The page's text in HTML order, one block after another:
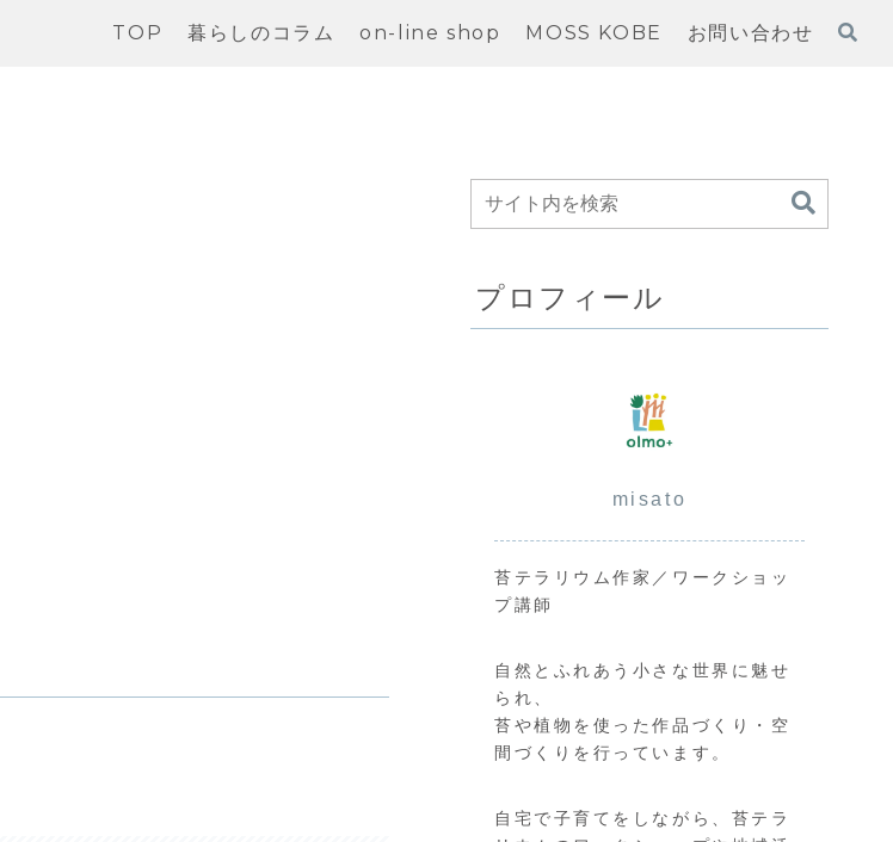
TOP 暮らしのコラム on-line shop MOSS KOBE お問い合わせ
プロフィール
misato
苔テラリウム作家／ワークショッ
プ講師
自然とふれあう小さな世界に魅せ
られ、
苔や植物を使った作品づくり・空
間づくりを行っています。
自宅で子育てをしながら、苔テラ